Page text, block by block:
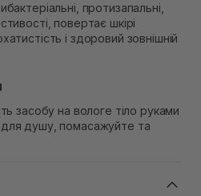
протизапальні,
повертає шкірі
і здоровий зовнішній
засобу на вологе тіло руками
душу, помасажуйте та